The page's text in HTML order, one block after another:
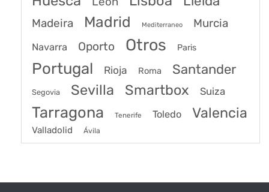
Madeira Madrid Mediterraneo Murcia
Navarra Oporto Otros Paris
Portugal Rioja Roma Santander
Segovia Sevilla Smartbox Suiza
Tarragona Tenerife Toledo Valencia
Valladolid Ávila